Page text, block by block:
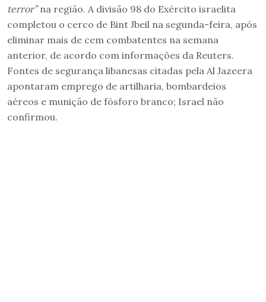
terror”na região. A divisão 98 do Exército israelita
completou o cerco de Bint Jbeil na segunda-feira, após
eliminar mais de cem combatentes na semana
anterior, de acordo com informações da Reuters.
Fontes de segurança libanesas citadas pela Al Jazeera
apontaram emprego de artilharia, bombardeios
aéreos e munição de fósforo branco; Israel não
confirmou.